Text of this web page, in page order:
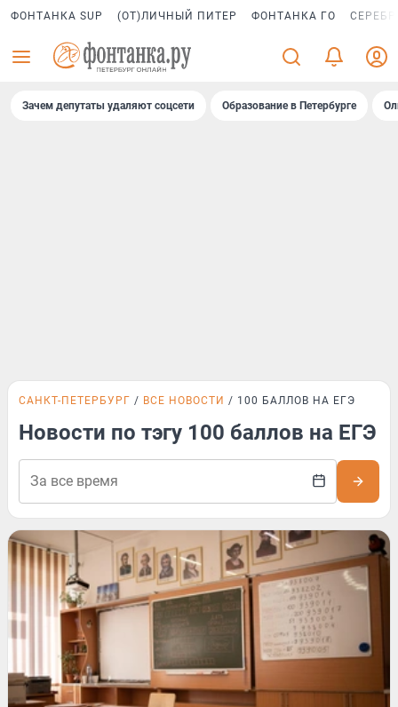
ФОНТАНКА SUP (ОТ)ЛИЧНЫЙ ПИТЕР ФОНТАНКА ГО
Зачем депутаты удаляют соцсети Образование в Петербурге
САНКТ-ПЕТЕРБУРГ ВСЕ НОВОСТИ 100 БАЛЛОВ НА ЕГЭ
Новости по тэгу 100 баллов на ЕГЭ